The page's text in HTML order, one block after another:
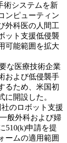
術システムを新
ンピューティン
外科医の人間工
ット支援低侵襲
可能範囲を拡大
な医療技術企業
および低侵襲手
るため、米国初
開設した。
のロボット支援
般外科および婦
510(k)申請を提
ームの適用範囲